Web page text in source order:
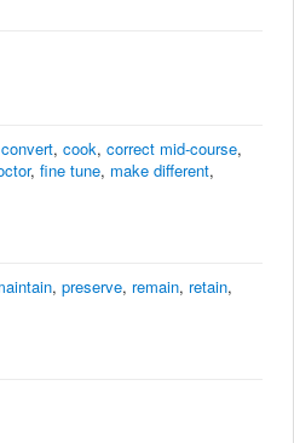
convert, cook, correct mid-course,
, fine tune, make different,
, preserve, remain, retain,